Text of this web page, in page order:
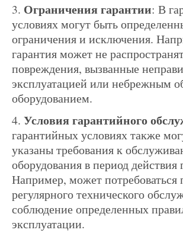
Ограничения гарантии: В
условиях могут быть
ограничения и исключения.
гарантия может не
повреждения, вызванные
эксплуатацией или небрежным
оборудованием.
Условия гарантийного
гарантийных условиях также
указаны требования к
оборудования в период действия
Например, может потребоваться
регулярного технического
соблюдение определенных
эксплуатации.